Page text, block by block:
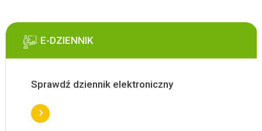
E-DZIENNIK
Sprawdź dziennik elektroniczny